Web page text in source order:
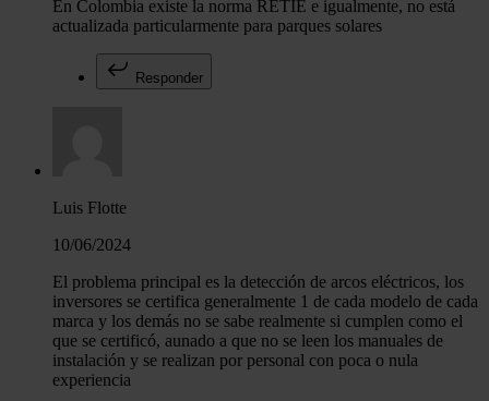
En Colombia existe la norma RETIE e igualmente, no está
actualizada particularmente para parques solares
Responder
Luis Flotte
10/06/2024
El problema principal es la detección de arcos eléctricos, los
inversores se certifica generalmente 1 de cada modelo de cada
marca y los demás no se sabe realmente si cumplen como el
que se certificó, aunado a que no se leen los manuales de
instalación y se realizan por personal con poca o nula
experiencia